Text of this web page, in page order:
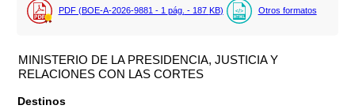
PDF (BOE-A-2026-9881 - 1 pág. - 187 KB) Otros formatos
MINISTERIO DE LA PRESIDENCIA, JUSTICIA Y
RELACIONES CON LAS CORTES
Destinos